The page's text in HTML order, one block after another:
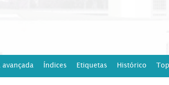
avançada Índices Etiquetas Histórico